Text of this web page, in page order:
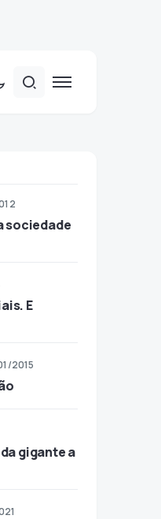
sociedade
E
2015
gigante a